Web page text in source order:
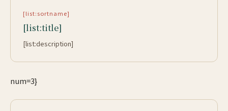
[list:sortname]
[list:title]
[list:description]
num=3}